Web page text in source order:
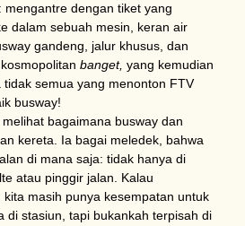
dengan tiket yang
dalam sebuah mesin, keran air
gandeng, jalur khusus, dan
banget, yang kemudian
semua yang menonton FTV
busway!
bagaimana busway dan
kereta. Ia bagai meledek, bahwa
di mana saja: tidak hanya di
atau pinggir jalan. Kalau
masih punya kesempatan untuk
di stasiun, tapi bukankah terpisah di